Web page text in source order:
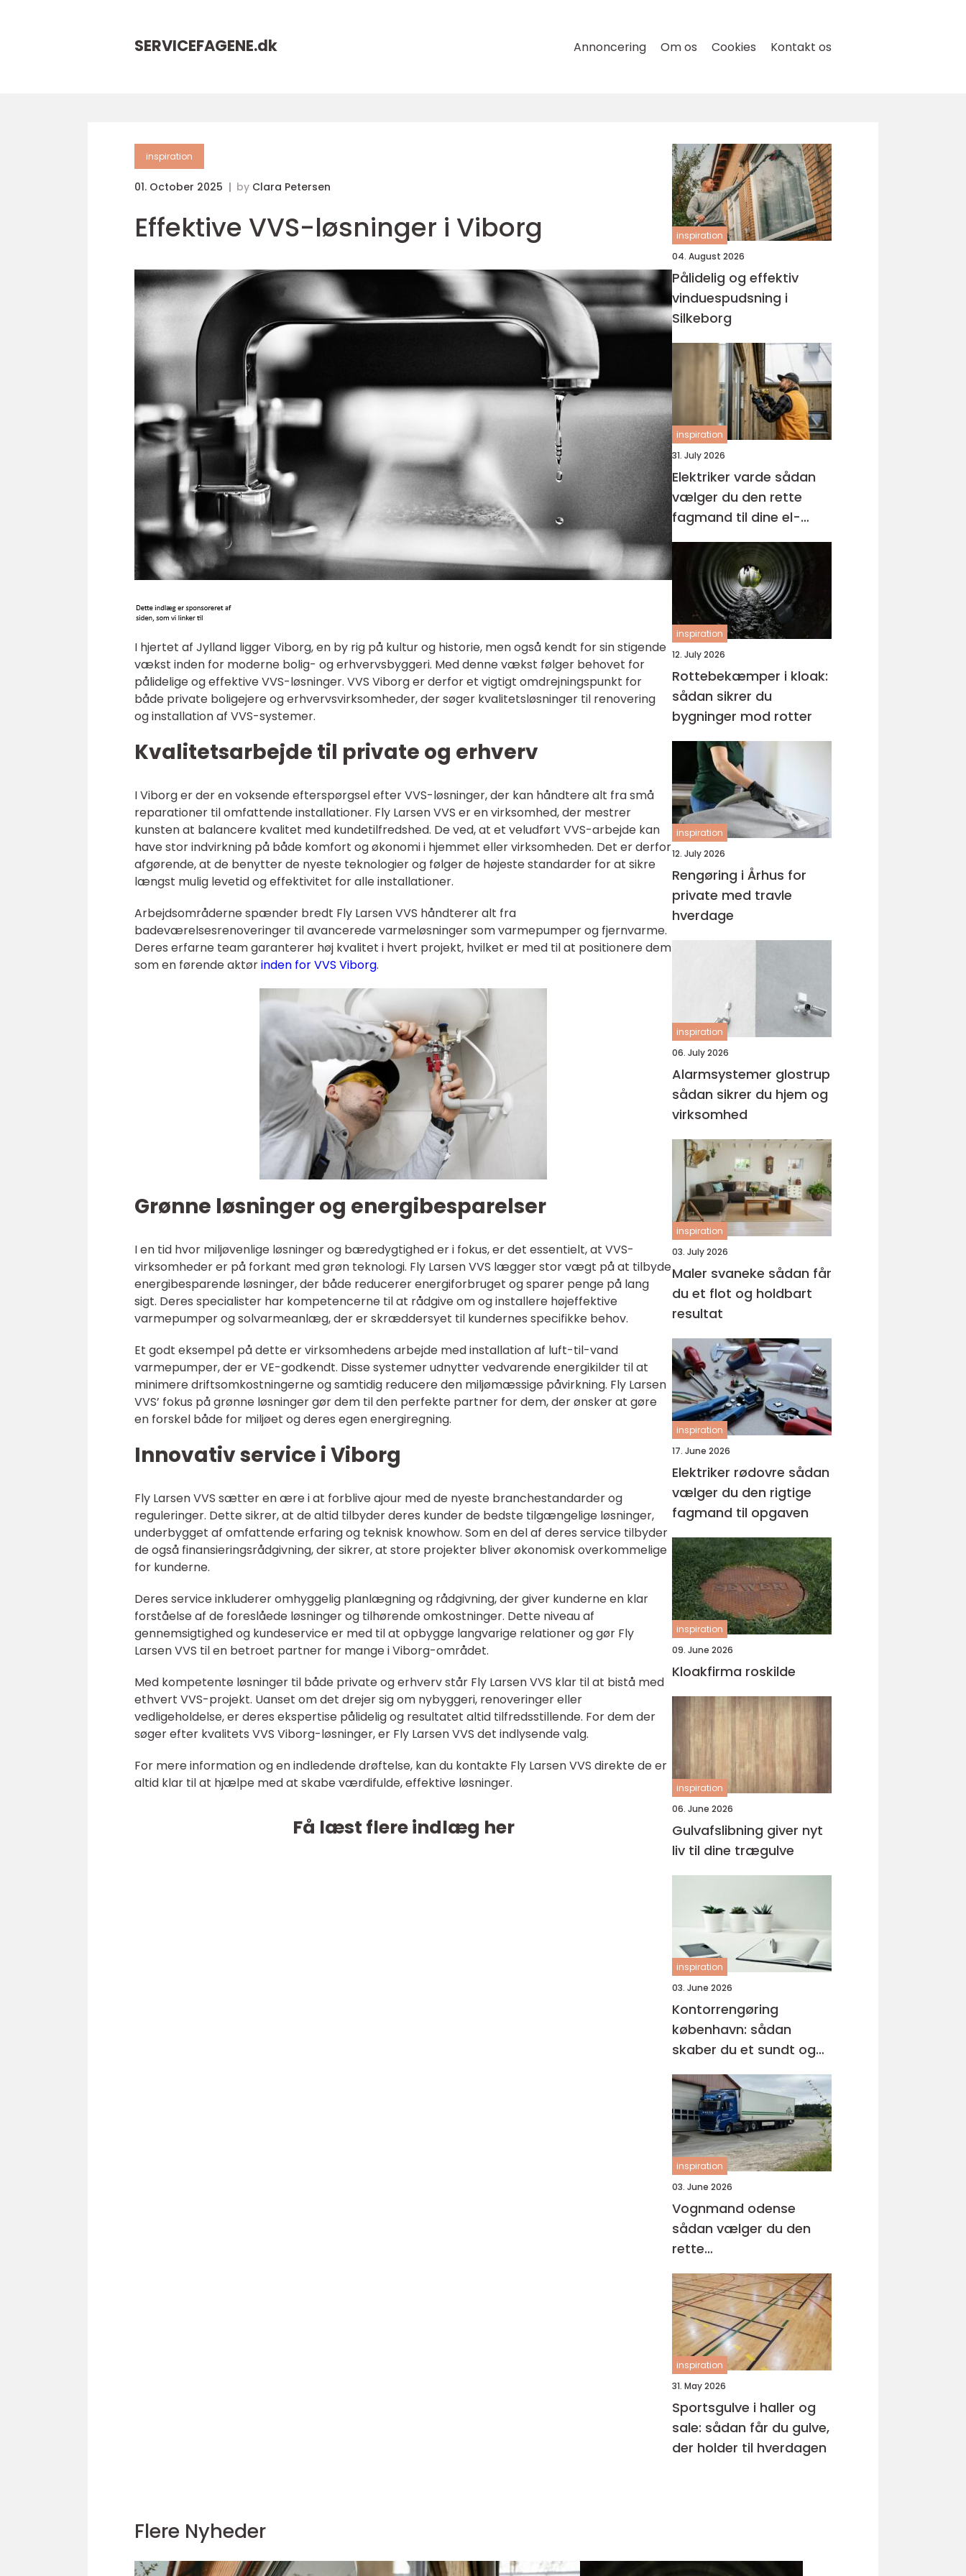
SERVICEFAGENE.dk Annoncering Om os Cookies Kontakt os
inspiration
01. October 2025 by Clara Petersen
Effektive VVS-løsninger i Viborg
I hjertet af Jylland ligger Viborg, en by rig på kultur og historie, men også kendt for sin stigende
vækst inden for moderne bolig- og erhvervsbyggeri. Med denne vækst følger behovet for
pålidelige og effektive VVS-løsninger. VVS Viborg er derfor et vigtigt omdrejningspunkt for
både private boligejere og erhvervsvirksomheder, der søger kvalitetsløsninger til renovering
og installation af VVS-systemer.
Kvalitetsarbejde til private og erhverv
I Viborg er der en voksende efterspørgsel efter VVS-løsninger, der kan håndtere alt fra små
reparationer til omfattende installationer. Fly Larsen VVS er en virksomhed, der mestrer
kunsten at balancere kvalitet med kundetilfredshed. De ved, at et veludført VVS-arbejde kan
have stor indvirkning på både komfort og økonomi i hjemmet eller virksomheden. Det er derfor
afgørende, at de benytter de nyeste teknologier og følger de højeste standarder for at sikre
længst mulig levetid og effektivitet for alle installationer.
Arbejdsområderne spænder bredt Fly Larsen VVS håndterer alt fra
badeværelsesrenoveringer til avancerede varmeløsninger som varmepumper og fjernvarme.
Deres erfarne team garanterer høj kvalitet i hvert projekt, hvilket er med til at positionere dem
som en førende aktørinden for VVS Viborg.
Grønne løsninger og energibesparelser
I en tid hvor miljøvenlige løsninger og bæredygtighed er i fokus, er det essentielt, at VVS-
virksomheder er på forkant med grøn teknologi. Fly Larsen VVS lægger stor vægt på at tilbyde
energibesparende løsninger, der både reducerer energiforbruget og sparer penge på lang
sigt. Deres specialister har kompetencerne til at rådgive om og installere højeffektive
varmepumper og solvarmeanlæg, der er skræddersyet til kundernes specifikke behov.
Et godt eksempel på dette er virksomhedens arbejde med installation af luft-til-vand
varmepumper, der er VE-godkendt. Disse systemer udnytter vedvarende energikilder til at
minimere driftsomkostningerne og samtidig reducere den miljømæssige påvirkning. Fly Larsen
VVS’ fokus på grønne løsninger gør dem til den perfekte partner for dem, der ønsker at gøre
en forskel både for miljøet og deres egen energiregning.
Innovativ service i Viborg
Fly Larsen VVS sætter en ære i at forblive ajour med de nyeste branchestandarder og
reguleringer. Dette sikrer, at de altid tilbyder deres kunder de bedste tilgængelige løsninger,
underbygget af omfattende erfaring og teknisk knowhow. Som en del af deres service tilbyder
de også finansieringsrådgivning, der sikrer, at store projekter bliver økonomisk overkommelige
for kunderne.
Deres service inkluderer omhyggelig planlægning og rådgivning, der giver kunderne en klar
forståelse af de foreslåede løsninger og tilhørende omkostninger. Dette niveau af
gennemsigtighed og kundeservice er med til at opbygge langvarige relationer og gør Fly
Larsen VVS til en betroet partner for mange i Viborg-området.
Med kompetente løsninger til både private og erhverv står Fly Larsen VVS klar til at bistå med
ethvert VVS-projekt. Uanset om det drejer sig om nybyggeri, renoveringer eller
vedligeholdelse, er deres ekspertise pålidelig og resultatet altid tilfredsstillende. For dem der
søger efter kvalitets VVS Viborg-løsninger, er Fly Larsen VVS det indlysende valg.
For mere information og en indledende drøftelse, kan du kontakte Fly Larsen VVS direkte de er
altid klar til at hjælpe med at skabe værdifulde, effektive løsninger.
Få læst flere indlæg her
inspiration
04. August 2026
Pålidelig og effektiv
vinduespudsning i
Silkeborg
inspiration
31. July 2026
Elektriker varde sådan
vælger du den rette
fagmand til dine el-
opgaver
inspiration
12. July 2026
Rottebekæmper i kloak:
sådan sikrer du
bygninger mod rotter
inspiration
12. July 2026
Rengøring i Århus for
private med travle
hverdage
inspiration
06. July 2026
Alarmsystemer glostrup
sådan sikrer du hjem og
virksomhed
inspiration
03. July 2026
Maler svaneke sådan får
du et flot og holdbart
resultat
inspiration
17. June 2026
Elektriker rødovre sådan
vælger du den rigtige
fagmand til opgaven
inspiration
09. June 2026
Kloakfirma roskilde
inspiration
06. June 2026
Gulvafslibning giver nyt
liv til dine trægulve
inspiration
03. June 2026
Kontorrengøring
københavn: sådan
skaber du et sundt og
professionelt
arbejdsmiljø
inspiration
03. June 2026
Vognmand odense
sådan vælger du den
rette
samarbejdspartner
inspiration
31. May 2026
Sportsgulve i haller og
sale: sådan får du gulve,
der holder til hverdagen
Flere Nyheder